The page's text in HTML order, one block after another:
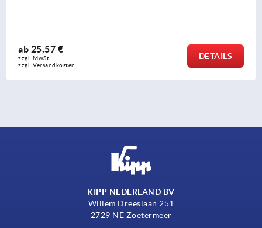
ab 21,00 €
zzgl. MwSt.
zzgl. Versandkosten
DETAILS
KIPP NEDERLAND BV
Willem Dreeslaan 251
2729 NE Zoetermeer